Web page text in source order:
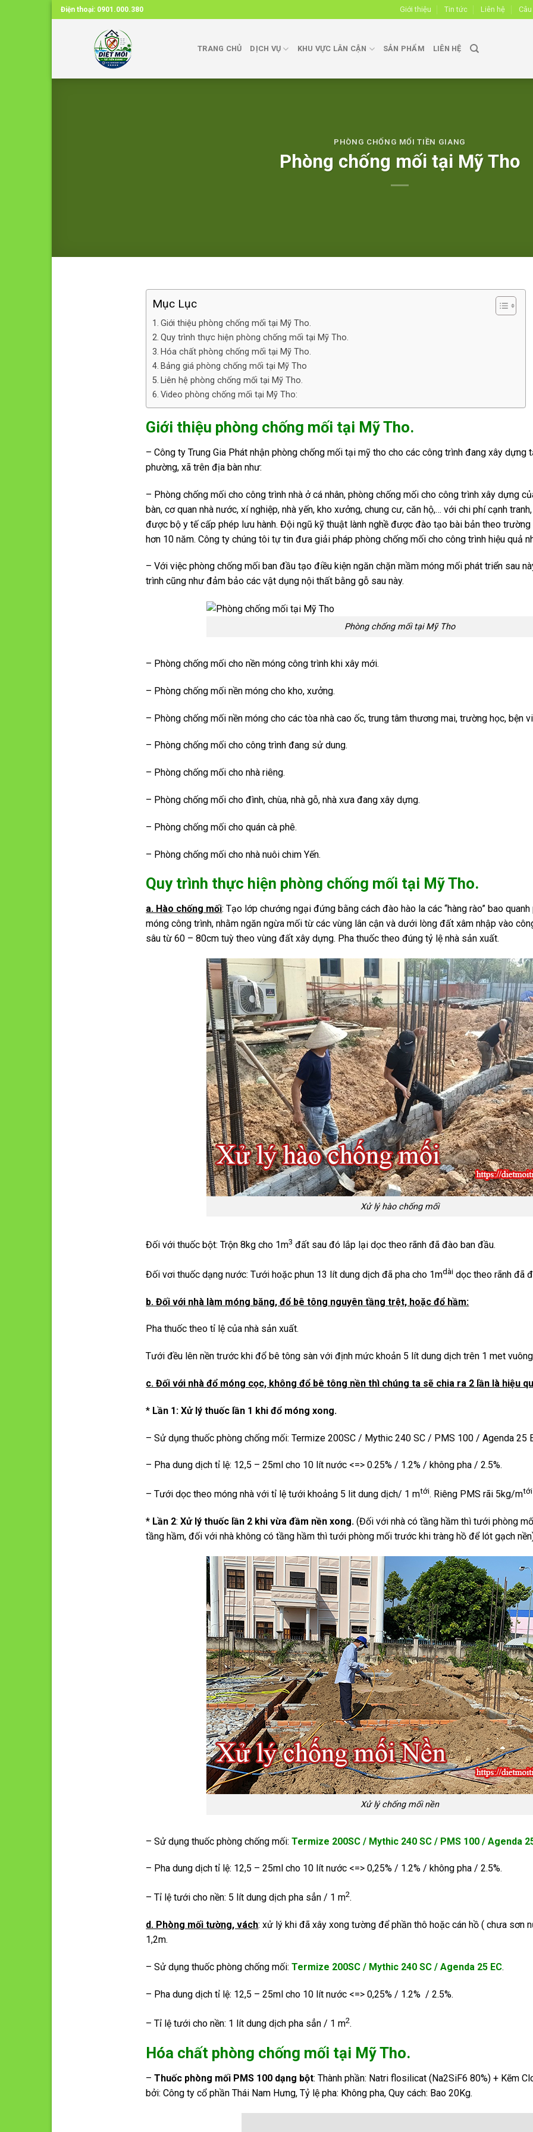
Skip
to
Điện thoại: 0901.000.380 Giới thiệu Tin tức Liên hệ
TRANG CHỦ DỊCH VỤ KHU VỰC LÂN CẬN SẢN PHẨM LIÊN HỆ
PHÒNG CHỐNG MỐI TIỀN GIANG
Phòng chống mối tại Mỹ Tho
Mục Lục
Giới thiệu phòng chống mối tại Mỹ Tho.
Quy trình thực hiện phòng chống mối tại Mỹ Tho.
Hóa chất phòng chống mối tại Mỹ Tho.
Bảng giá phòng chống mối tại Mỹ Tho
Liên hệ phòng chống mối tại Mỹ Tho.
Video phòng chống mối tại Mỹ Tho:
Giới thiệu phòng chống mối tại Mỹ Tho.
– Công ty Trung Gia Phát nhận phòng chống mối tại mỹ tho cho các công trình đang xây dựng
phường, xã trên địa bàn như:
– Phòng chống mối cho công trình nhà ở cá nhân, phòng chống mối cho công trình xây dựng
bàn, cơ quan nhà nước, xí nghiệp, nhà yến, kho xưởng, chung cư, căn hộ,… với chi phí cạnh
được bộ y tế cấp phép lưu hành. Đội ngũ kỹ thuật lành nghề được đào tạo bài bản theo
hơn 10 năm. Công ty chúng tôi tự tin đưa giải pháp phòng chống mối cho công trình hiệu quả
– Với việc phòng chống mối ban đầu tạo điều kiện ngăn chặn mầm móng mối phát triển sau
trình cũng như đảm bảo các vật dụng nội thất bằng gỗ sau này.
Phòng chống mối tại Mỹ Tho
– Phòng chống mối cho nền móng công trình khi xây mới.
– Phòng chống mối nền móng cho kho, xưởng.
– Phòng chống mối nền móng cho các tòa nhà cao ốc, trung tâm thương mai, trường học, bện
– Phòng chống mối cho công trình đang sử dung.
– Phòng chống mối cho nhà riêng.
– Phòng chống mối cho đình, chùa, nhà gỗ, nhà xưa đang xây dựng.
– Phòng chống mối cho quán cà phê.
– Phòng chống mối cho nhà nuôi chim Yến.
Quy trình thực hiện phòng chống mối tại Mỹ Tho.
a. Hào chống mối: Tạo lớp chướng ngại đứng bằng cách đào hào la các “hàng rào” bao
móng công trình, nhằm ngăn ngừa mối từ các vùng lân cận và dưới lòng đất xâm nhập vào
sâu từ 60 – 80cm tuỳ theo vùng đất xây dựng. Pha thuốc theo đúng tỷ lệ nhà sản xuất.
Xử lý hào chống mối
Đối với thuốc bột: Trộn 8kg cho 1m3 đất sau đó lắp lại dọc theo rãnh đã đào ban đầu.
Đối vơi thuốc dạng nước: Tưới hoặc phun 13 lít dung dịch đã pha cho 1mdài dọc theo rãnh đã
b. Đối với nhà làm móng băng, đổ bê tông nguyên tầng trệt, hoặc đổ hầm:
Pha thuốc theo tỉ lệ của nhà sản xuất.
Tưới đều lên nền trước khi đổ bê tông sàn với định mức khoản 5 lít dung dịch trên 1 met
c. Đối với nhà đổ móng cọc, không đổ bê tông nền thì chúng ta sẽ chia ra 2 lần là hiệu
* Lần 1: Xử lý thuốc lần 1 khi đổ móng xong.
– Sử dụng thuốc phòng chống mối: Termize 200SC / Mythic 240 SC / PMS 100 / Agenda 25
– Pha dung dịch tỉ lệ: 12,5 – 25ml cho 10 lít nước <=> 0.25% / 1.2% / không pha / 2.5%.
– Tưới dọc theo móng nhà với tỉ lệ tưới khoảng 5 lit dung dịch/ 1 mtới. Riêng PMS rãi 5kg/mtới
* Lần 2:Xử lý thuốc lần 2 khi vừa đầm nền xong. (Đối với nhà có tầng hầm thì tưới phòng
tầng hầm, đối với nhà không có tầng hầm thì tưới phòng mối trước khi tràng hồ để lót gạch
Xử lý chống mối nền
– Sử dụng thuốc phòng chống mối:Termize 200SC / Mythic 240 SC / PMS 100 / Agenda
– Pha dung dịch tỉ lệ: 12,5 – 25ml cho 10 lít nước <=> 0,25% / 1.2% / không pha / 2.5%.
– Tỉ lệ tưới cho nền: 5 lít dung dịch pha sẳn / 1 m2.
d. Phòng mối tường, vách: xử lý khi đã xây xong tường để phần thô hoặc cán hồ ( chưa sơn
1,2m.
– Sử dụng thuốc phòng chống mối:Termize 200SC / Mythic 240 SC / Agenda 25 EC.
– Pha dung dịch tỉ lệ: 12,5 – 25ml cho 10 lít nước <=> 0,25% / 1.2% / 2.5%.
– Tỉ lệ tưới cho nền: 1 lít dung dịch pha sẳn / 1 m2.
Hóa chất phòng chống mối tại Mỹ Tho.
–Thuốc phòng mối PMS 100 dạng bột: Thành phần: Natri flosilicat (Na2SiF6 80%) + Kẽm
bởi: Công ty cổ phần Thái Nam Hưng, Tỷ lệ pha: Không pha, Quy cách: Bao 20Kg.